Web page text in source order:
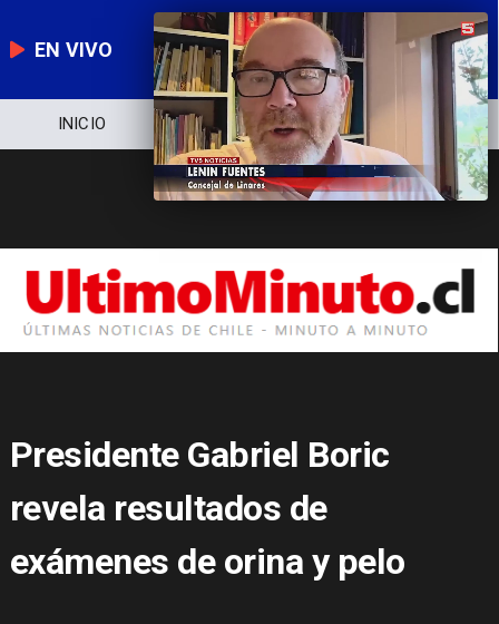
EN VIVO
NOTICIERO POLÍTICA ECONOMÍA
Presidente Gabriel Boric
revela resultados de
exámenes de orina y pelo